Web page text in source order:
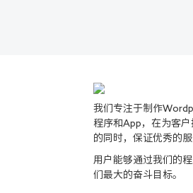
我们专注于制作
程序和App，在为客
的同时，保证优秀的服
用户能够通过我们的
们最大的奋斗目标。